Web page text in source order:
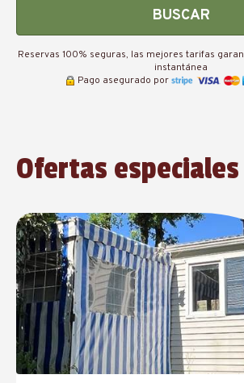
BUSCAR
Reservas 100% seguras, las mejores tarifas
instantánea
Pago asegurado por
Ofertas especiales